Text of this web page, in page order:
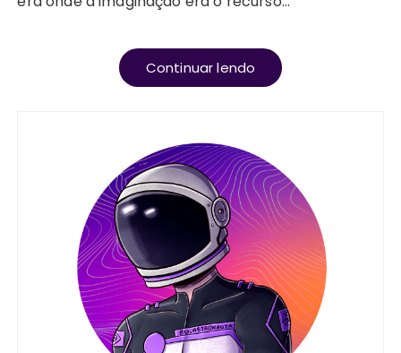
Continuar lendo